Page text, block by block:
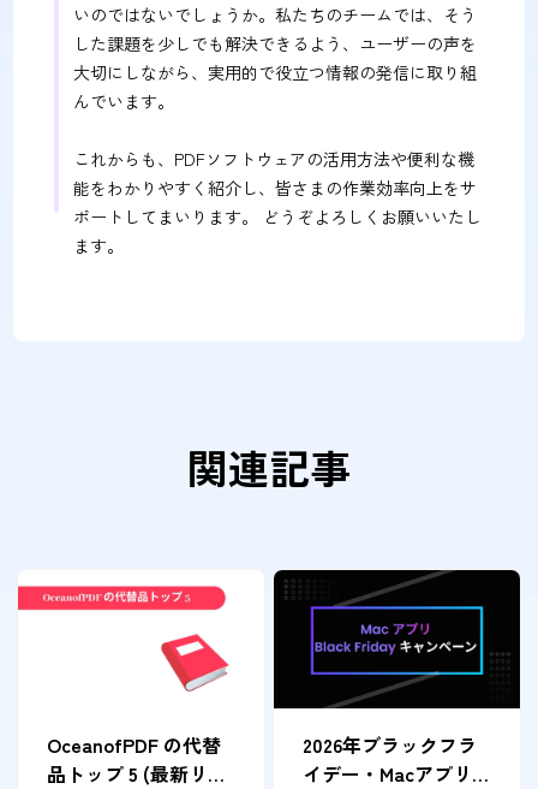
いのではないでしょうか。私たちのチームでは、そう
した課題を少しでも解決できるよう、ユーザーの声を
大切にしながら、実用的で役立つ情報の発信に取り組
んでいます。
これからも、PDFソフトウェアの活用方法や便利な機
能をわかりやすく紹介し、皆さまの作業効率向上をサ
ポートしてまいります。 どうぞよろしくお願いいたし
ます。
関連記事
OceanofPDF の代替
品トップ 5 (最新リス
2026年ブラックフラ
イデー・Macアプリ